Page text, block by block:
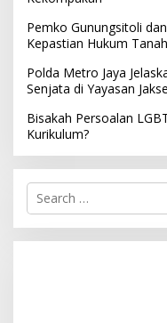
Pemko Gunungsitoli
Kepastian Hukum Tanah
Polda Metro Jaya
Senjata di Yayasan
Bisakah Persoalan
Kurikulum?
S
r